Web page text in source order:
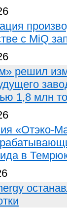
с MiQ
решил
1,8 млн
«Отэко-
в